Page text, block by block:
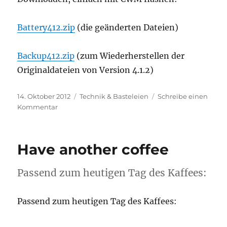
Battery412.zip (die geänderten Dateien)
Backup412.zip (zum Wiederherstellen der
Originaldateien von Version 4.1.2)
Veröffentlicht
am
14. Oktober 2012 Kategorien
Technik & Basteleien
Schreibe einen
Kommentarzu
Have another coffee
Passend zum heutigen Tag des Kaffees:
Passend zum heutigen Tag des Kaffees: